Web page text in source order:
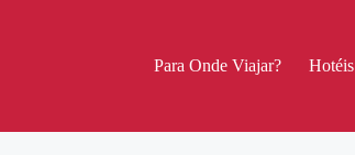
Para Onde Viajar? Hotéis